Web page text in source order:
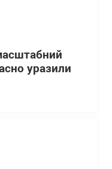
уразили